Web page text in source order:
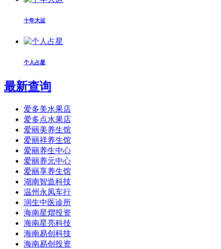
十年大运
个人占星
最新查询
爱多美水果店
爱多点水果店
爱丽美养生馆
爱丽祥养生馆
爱丽养生中心
爱丽养元中心
爱丽享养生馆
湖南智造科技
温州永凤车行
润生中医诊所
海南星熠投资
海南星亮科技
海南易创科技
海南易创投资